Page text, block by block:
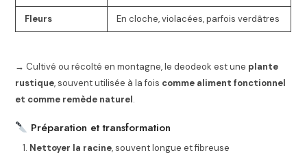
Fleurs En cloche, violacées, parfois verdâtres
→ Cultivé ou récolté en montagne, le deodeok est une plante
rustique, souvent utilisée à la fois comme aliment fonctionnel
et comme remède naturel.
Préparation et transformation
Nettoyer la racine, souvent longue et fibreuse